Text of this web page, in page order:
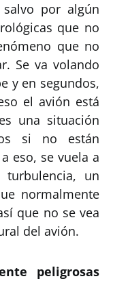
por algún
que no
que no
Se va volando
y en segundos,
el avión está
una situación
si no están
eso, se vuela a
un
normalmente
que no se vea
del avión.
peligrosas